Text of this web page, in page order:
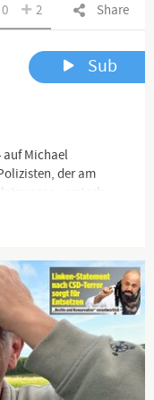
Share
0 2
Sub
auf Michael
der am
verstarb,
und der vermeintlich
haben. Die neue
die, die für